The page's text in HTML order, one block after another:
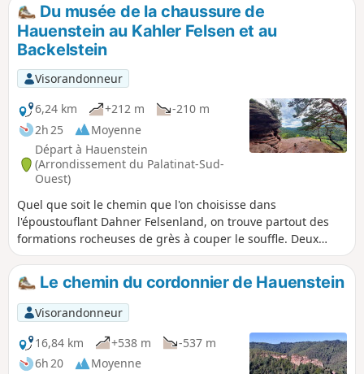
Du musée de la chaussure de
Hauenstein au Kahler Felsen et au
Backelstein
Visorandonneur
6,24 km
+212 m
-210 m
2h 25
Moyenne
Départ à Hauenstein
(Arrondissement du Palatinat-Sud-
Ouest)
Quel que soit le chemin que l'on choisisse dans
l'époustouflant Dahner Felsenland, on trouve partout des
formations rocheuses de grès à couper le souffle. Deux
d'entre elles sont le Kahle Felsen et le Backelstein au sud de
Hauenstein. Mais ce que peu de gens savent, c'est que c'est
ici que se trouve le musée allemand de la chaussure, dans
lequel sont exposés non seulement l'histoire de la
chaussure, mais aussi de nombreuses célébrités de la
chaussure.
Le chemin du cordonnier de Hauenstein
Visorandonneur
16,84 km
+538 m
-537 m
6h 20
Moyenne